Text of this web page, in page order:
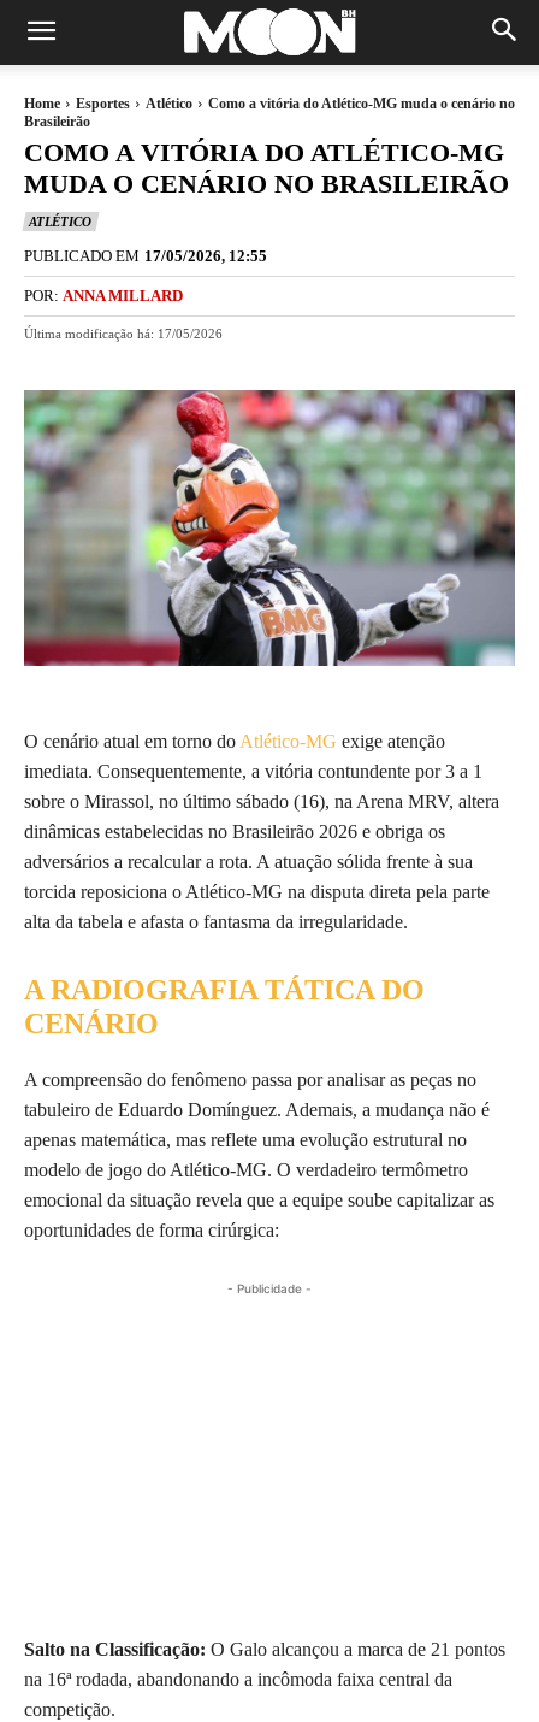
Home Esportes Atlético
Como a vitória do Atlético-MG muda o cenário no
Brasileirão
COMO A VITÓRIA DO ATLÉTICO-MG
MUDA O CENÁRIO NO BRASILEIRÃO
ATLÉTICO
PUBLICADO EM 17/05/2026, 12:55
POR: ANNA MILLARD
Última modificação há: 17/05/2026
O cenário atual em torno doAtlético-MG exige atenção
imediata. Consequentemente, a vitória contundente por 3 a 1
sobre o Mirassol, no último sábado (16), na Arena MRV, altera
dinâmicas estabelecidas no Brasileirão 2026 e obriga os
adversários a recalcular a rota. A atuação sólida frente à sua
torcida reposiciona o Atlético-MG na disputa direta pela parte
alta da tabela e afasta o fantasma da irregularidade.
A RADIOGRAFIA TÁTICA DO
CENÁRIO
A compreensão do fenômeno passa por analisar as peças no
tabuleiro de Eduardo Domínguez. Ademais, a mudança não é
apenas matemática, mas reflete uma evolução estrutural no
modelo de jogo do Atlético-MG. O verdadeiro termômetro
emocional da situação revela que a equipe soube capitalizar as
oportunidades de forma cirúrgica:
- Publicidade -
Salto na Classificação: O Galo alcançou a marca de 21 pontos
na 16ª rodada, abandonando a incômoda faixa central da
competição.